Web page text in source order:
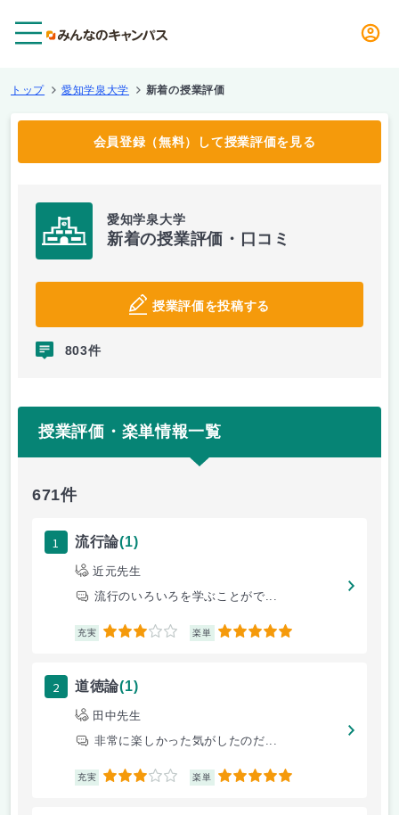
トップ 愛知学泉大学 新着の授業評価
会員登録（無料）して授業評価を見る
愛知学泉大学
新着の授業評価・口コミ
授業評価を投稿する
803件
授業評価・楽単情報一覧
671件
1 流行論(1)
近元先生
流行のいろいろを学ぶことがで...
充実 3 楽単 5
2 道徳論(1)
田中先生
非常に楽しかった気がしたのだ...
充実 3 楽単 5